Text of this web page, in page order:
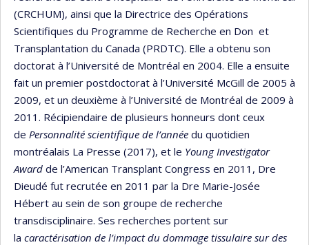
(CRCHUM), ainsi que la Directrice des Opérations
Scientifiques du Programme de Recherche en Don et
Transplantation du Canada (PRDTC). Elle a obtenu son
doctorat à l’Université de Montréal en 2004. Elle a ensuite
fait un premier postdoctorat à l’Université McGill de 2005 à
2009, et un deuxième à l’Université de Montréal de 2009 à
2011. Récipiendaire de plusieurs honneurs dont ceux
de Personnalité scientifique de l’année du quotidien
montréalais La Presse (2017), et le Young Investigator
Award de l’American Transplant Congress en 2011, Dre
Dieudé fut recrutée en 2011 par la Dre Marie-Josée
Hébert au sein de son groupe de recherche
transdisciplinaire. Ses recherches portent sur
la caractérisation de l’impact du dommage tissulaire sur des